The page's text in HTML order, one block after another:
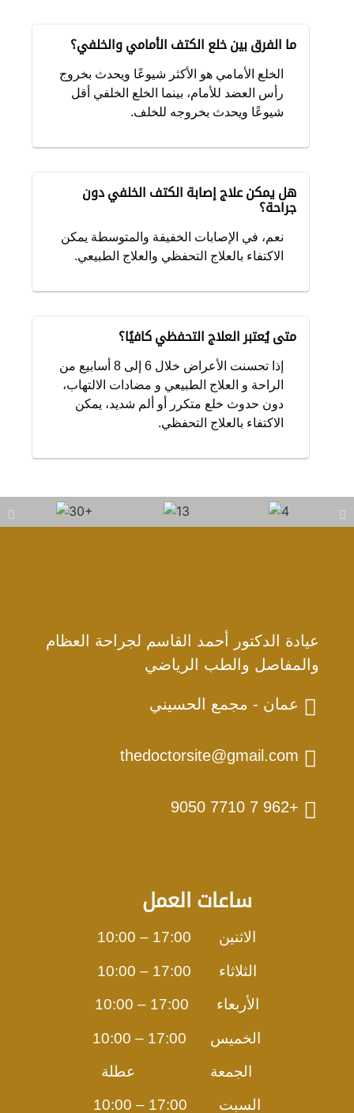
ما الفرق بين خلع الكتف الأمامي والخلفي؟
الخلع الأمامي هو الأكثر شيوعًا ويحدث بخروج
رأس العضد للأمام، بينما الخلع الخلفي أقل
شيوعًا ويحدث بخروجه للخلف.
هل يمكن علاج إصابة الكتف الخلفي دون
جراحة؟
نعم، في الإصابات الخفيفة والمتوسطة يمكن
الاكتفاء بالعلاج التحفظي والعلاج الطبيعي.
متى يُعتبر العلاج التحفظي كافيًا؟
إذا تحسنت الأعراض خلال 6 إلى 8 أسابيع من
الراحة و العلاج الطبيعي و مضادات الالتهاب،
دون حدوث خلع متكرر أو ألم شديد، يمكن
الاكتفاء بالعلاج التحفظي.
عيادة الدكتور أحمد القاسم لجراحة العظام
والمفاصل والطب الرياضي
عمان - مجمع الحسيني
thedoctorsite@gmail.com
+962 7 7710 9050
ساعات العمل
الاثنين 17:00 – 10:00
الثلاثاء 17:00 – 10:00
الأربعاء 17:00 – 10:00
الخميس 17:00 – 10:00
الجمعة عطلة
السبت 17:00 – 10:00